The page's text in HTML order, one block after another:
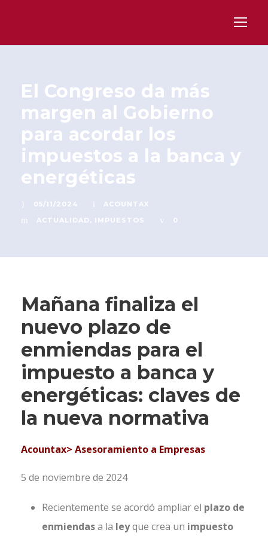
El Congreso da más
margen al Gobierno
para acordar los
impuestos a la banca y
energéticas
05/11/2024
ACOUNTAX
ACTUALIDAD , IMPUESTOS 0
Mañana finaliza el
nuevo plazo de
enmiendas para el
impuesto a banca y
energéticas: claves de
la nueva normativa
Acountax> Asesoramiento a Empresas
5 de noviembre de 2024
Recientemente se acordó ampliar el plazo de
enmiendasa la leyque crea un impuesto